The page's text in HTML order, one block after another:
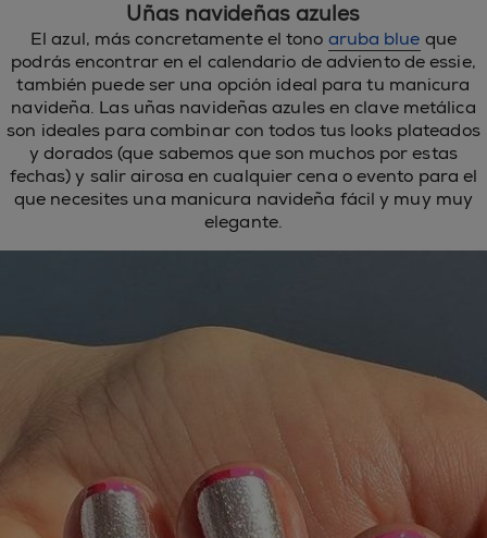
Uñas navideñas azules
El azul, más concretamente el tono aruba blue que
podrás encontrar en el calendario de adviento de essie,
también puede ser una opción ideal para tu manicura
navideña. Las uñas navideñas azules en clave metálica
son ideales para combinar con todos tus looks plateados
y dorados (que sabemos que son muchos por estas
fechas) y salir airosa en cualquier cena o evento para el
que necesites una manicura navideña fácil y muy muy
elegante.